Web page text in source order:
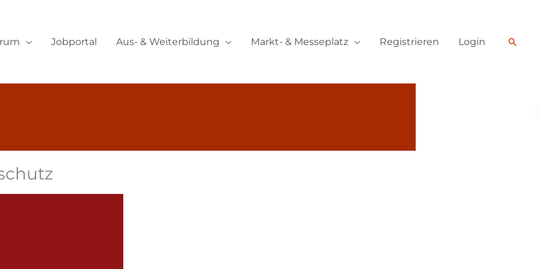
Jobportal Aus- & Weiterbildung Markt- & Messeplatz Registrieren Login